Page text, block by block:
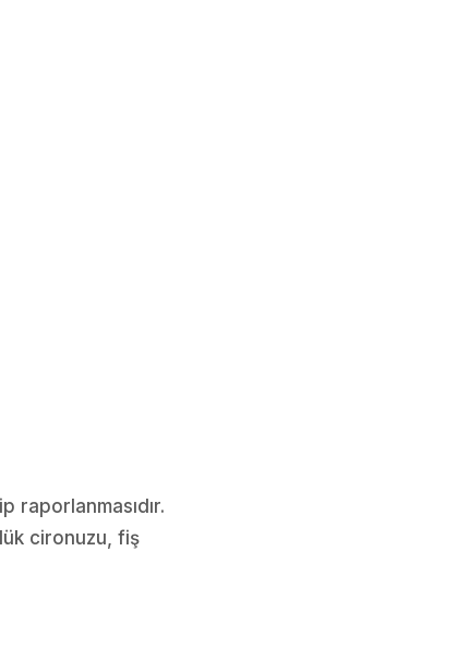
raporlanmasıdır.
cironuzu, fiş